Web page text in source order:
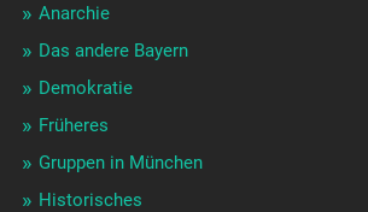
Anarchie
Das andere Bayern
Demokratie
Früheres
Gruppen in München
Historisches